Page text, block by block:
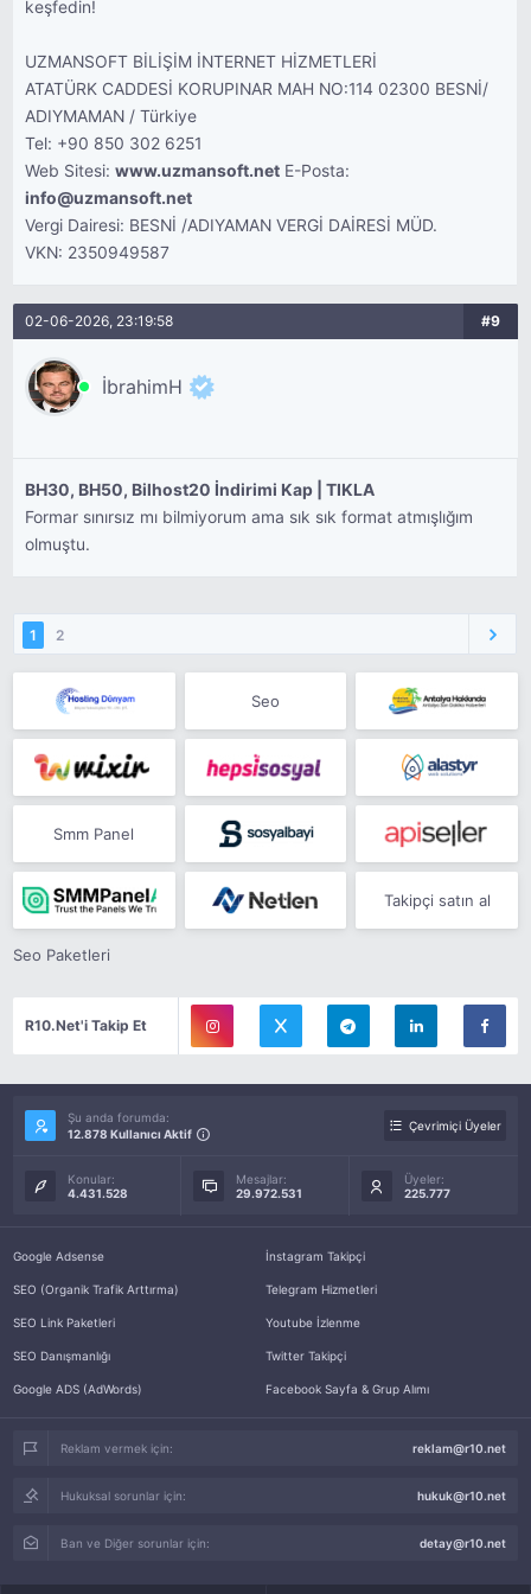
keşfedin!
UZMANSOFT BİLİŞİM İNTERNET HİZMETLERİ
ATATÜRK CADDESİ KORUPINAR MAH NO:114 02300 BESNİ/
ADIYMAMAN / Türkiye
Tel: +90 850 302 6251
Web Sitesi:www.uzmansoft.net E-Posta:
info@uzmansoft.net
Vergi Dairesi: BESNİ /ADIYAMAN VERGİ DAİRESİ MÜD.
VKN: 2350949587
02-06-2026, 23:19:58 #9
İbrahimH
BH30, BH50, Bilhost20 İndirimi Kap | TIKLA
Formar sınırsız mı bilmiyorum ama sık sık format atmışlığım
olmuştu.
1 2
Seo
Smm Panel
Takipçi satın al
Seo Paketleri
R10.Net'i Takip Et
Şu anda forumda:
12.878 Kullanıcı Aktif
Çevrimiçi Üyeler
Konular:
4.431.528
Mesajlar:
29.972.531
Üyeler:
225.777
Google Adsense
SEO (Organik Trafik Arttırma)
SEO Link Paketleri
SEO Danışmanlığı
Google ADS (AdWords)
İnstagram Takipçi
Telegram Hizmetleri
Youtube İzlenme
Twitter Takipçi
Facebook Sayfa & Grup Alımı
Reklam vermek için: reklam@r10.net
Hukuksal sorunlar için: hukuk@r10.net
Ban ve Diğer sorunlar için: detay@r10.net